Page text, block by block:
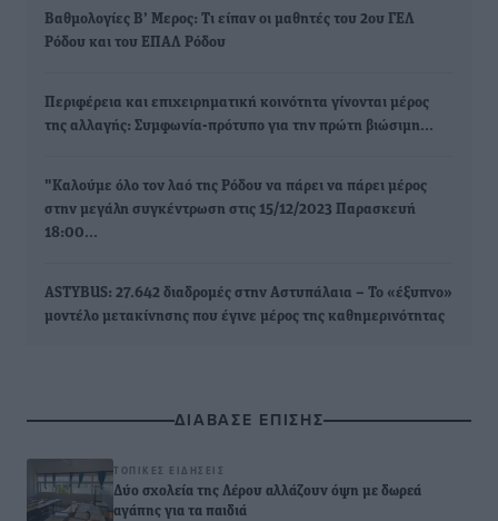
Βαθμολογίες Β’ Μερος: Τι είπαν οι μαθητές του 2ου ΓΕΛ
Ρόδου και του ΕΠΑΛ Ρόδου
Περιφέρεια και επιχειρηματική κοινότητα γίνονται μέρος
της αλλαγής: Συμφωνία-πρότυπο για την πρώτη βιώσιμη…
"Καλούμε όλο τον λαό της Ρόδου να πάρει να πάρει μέρος
στην μεγάλη συγκέντρωση στις 15/12/2023 Παρασκευή
18:00…
ASTYBUS: 27.642 διαδρομές στην Αστυπάλαια – Το «έξυπνο»
μοντέλο μετακίνησης που έγινε μέρος της καθημερινότητας
ΔΙΑΒΑΣΕ ΕΠΙΣΗΣ
ΤΟΠΙΚΈΣ ΕΙΔΉΣΕΙΣ
Δύο σχολεία της Λέρου αλλάζουν όψη με δωρεά
αγάπης για τα παιδιά